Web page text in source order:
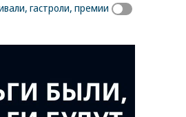
гастроли, премии